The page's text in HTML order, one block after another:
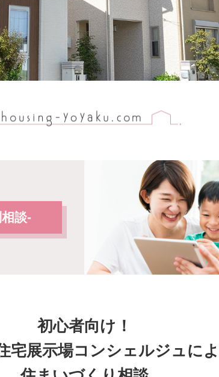
談-
初心者向け！
宅展示場コンシェルジュに